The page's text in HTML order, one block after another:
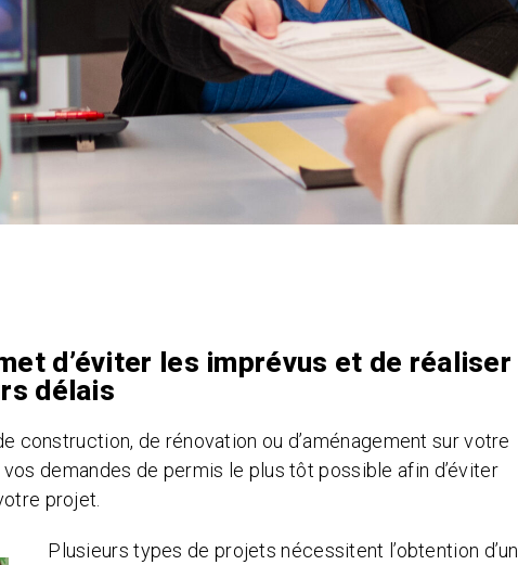
d’éviter les imprévus et de réaliser
délais
construction, de rénovation ou d’aménagement sur votre
demandes de permis le plus tôt possible afin d’éviter
projet.
Plusieurs types de projets nécessitent l’obtention d’un